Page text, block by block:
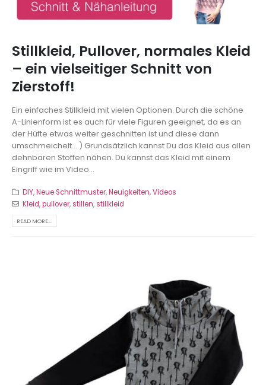
Stillkleid, Pullover, normales Kleid
– ein vielseitiger Schnitt von
Zierstoff!
Ein einfaches Stillkleid mit vielen Optionen. Durch die schöne
A-Linienform ist es auch für viele Figuren geeignet, da es an
der Hüfte etwas weiter geschnitten ist und diese dann
umschmeichelt....) Grundsätzlich kannst Du das Kleid aus allen
dehnbaren Stoffen nähen. Du kannst das Kleid mit einem
Eingriff wie im Video...
DIY,Neue Schnittmuster,Neuigkeiten,Videos
Kleid,pullover,stillen,stillkleid
READ MORE...